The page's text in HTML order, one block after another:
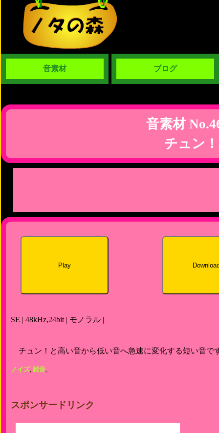
音素材 ブログ
音素材
チュン！
Play
SE | 48kHz,24bit | モノラル |
チュン！と高い音から低い音へ急速に変化する短い音で
ノイズ, 雑音,
スポンサードリンク